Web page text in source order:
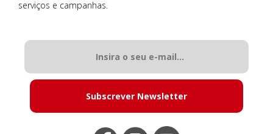
serviços e campanhas.
Subscrever Newsletter